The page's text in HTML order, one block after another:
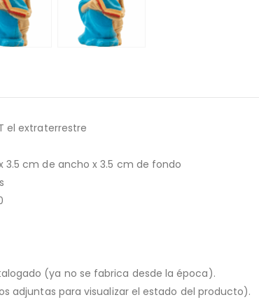
el extraterrestre
3.5 cm de ancho x 3.5 cm de fondo
(ya no se fabrica desde la época).
adjuntas para visualizar el estado del producto).